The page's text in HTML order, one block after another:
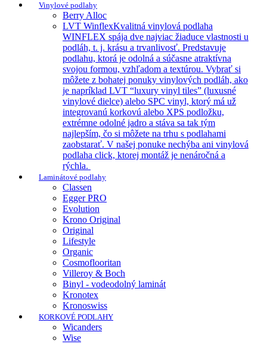
Vinylové podlahy
Berry Alloc
LVT WinflexKvalitná vinylová podlaha
WINFLEX spája dve najviac žiaduce vlastnosti u
podláh, t. j. krásu a trvanlivosť. Predstavuje
podlahu, ktorá je odolná a súčasne atraktívna
svojou formou, vzhľadom a textúrou. Vybrať si
môžete z bohatej ponuky vinylových podláh, ako
je napríklad LVT “luxury vinyl tiles” (luxusné
vinylové dielce) alebo SPC vinyl, ktorý má už
integrovanú korkovú alebo XPS podložku,
extrémne odolné jadro a stáva sa tak tým
najlepším, čo si môžete na trhu s podlahami
zaobstarať. V našej ponuke nechýba ani vinylová
podlaha click, ktorej montáž je nenáročná a
rýchla.
Laminátové podlahy
Classen
Egger PRO
Evolution
Krono Original
Original
Lifestyle
Organic
Cosmoflooritan
Villeroy & Boch
Binyl - vodeodolný laminát
Kronotex
Kronoswiss
KORKOVÉ PODLAHY
Wicanders
Wise